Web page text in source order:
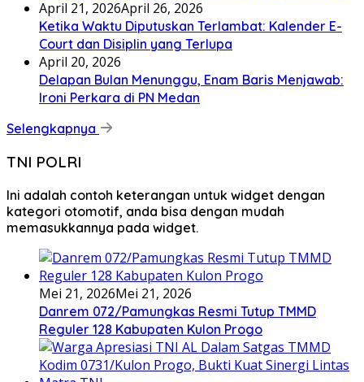
April 21, 2026April 26, 2026
Ketika Waktu Diputuskan Terlambat: Kalender E-
Court dan Disiplin yang Terlupa
April 20, 2026
Delapan Bulan Menunggu, Enam Baris Menjawab:
Ironi Perkara di PN Medan
Selengkapnya
TNI POLRI
Ini adalah contoh keterangan untuk widget dengan
kategori otomotif, anda bisa dengan mudah
memasukkannya pada widget.
Mei 21, 2026Mei 21, 2026
Danrem 072/Pamungkas Resmi Tutup TMMD
Reguler 128 Kabupaten Kulon Progo